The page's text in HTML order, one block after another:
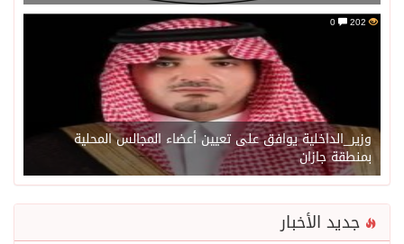
202
وزير_الداخلية يوافق على تعيين أعضاء المجالس المحلية
بمنطقة جازان
جديد الأخبار